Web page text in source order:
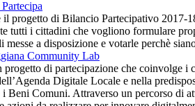
il progetto di Bilancio Partecipativo 2017-
tutti i cittadini che vogliono formulare
messe a disposizione e votarle perchè
Community Lab
di partecipazione che coinvolge i
Digitale Locale e nella
Beni Comuni. Attraverso un percorso di